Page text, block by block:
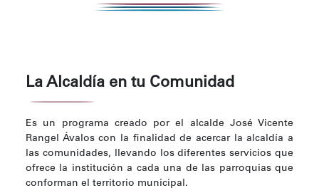
La Alcaldía en tu Comunidad
Es un programa creado por el alcalde José Vicente
Rangel Ávalos con la finalidad de acercar la alcaldía a
las comunidades, llevando los diferentes servicios que
ofrece la institución a cada una de las parroquias que
conforman el territorio municipal.